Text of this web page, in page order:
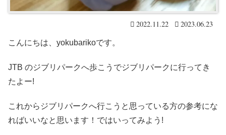
2022.11.22 2023.06.23
こんにちは、yokubarikoです。
JTB のジブリパークへ歩こうでジブリパークに行ってき
たよー!
これからジブリパークへ行こうと思っている方の参考にな
ればいいなと思います！ではいってみよう!